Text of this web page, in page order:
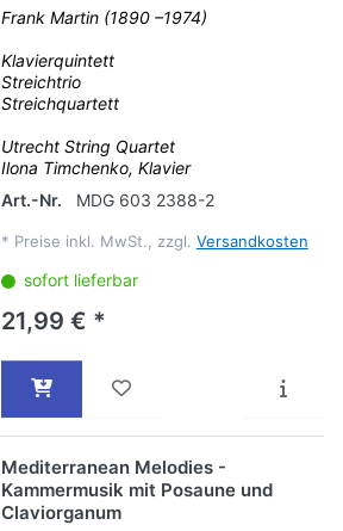
Frank Martin (1890 –1974)
Klavierquintett
Streichtrio
Streichquartett
Utrecht String Quartet
Ilona Timchenko, Klavier
Art.-Nr.
MDG 603 2388-2
* Preise inkl. MwSt., zzgl. Versandkosten
sofort lieferbar
21,99 € *
Mediterranean Melodies -
Kammermusik mit Posaune und
Claviorganum